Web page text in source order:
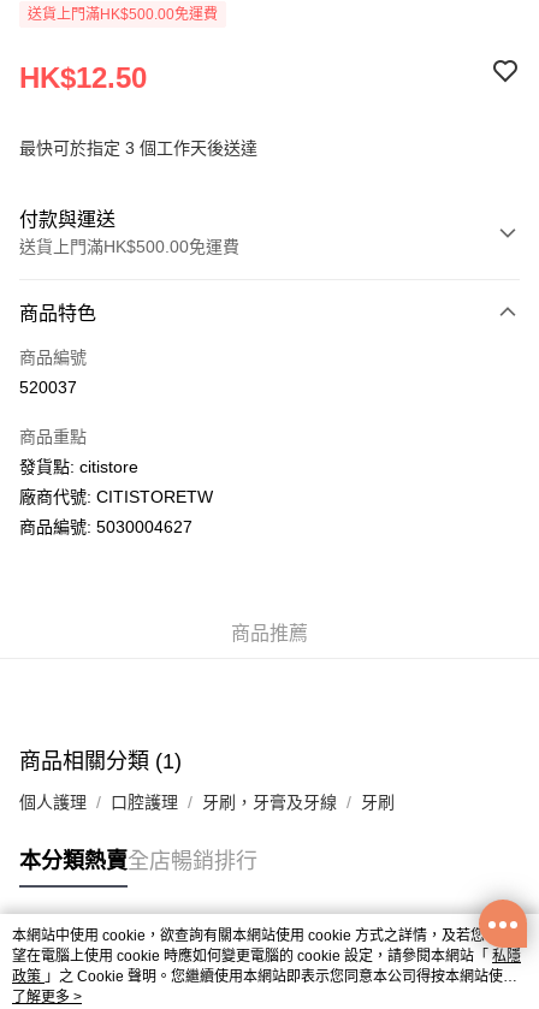
送貨上門滿HK$500.00免運費
HK$12.50
最快可於指定 3 個工作天後送達
付款與運送
送貨上門滿HK$500.00免運費
信用卡
AlipayHK
WeChat Pay
送貨方式
每筆HK$50.00，滿HK$200.00或以上免運費
UNY 門市自取
商品特色
商品編號
520037
商品重點
發貨點: citistore
廠商代號: CITISTORETW
商品編號: 5030004627
商品推薦
商品相關分類 (1)
個人護理 口腔護理 牙刷，牙膏及牙線 牙刷
本分類熱賣全店暢銷排行
熱門標籤
熱銷排行
本網站中使用 cookie，欲查詢有關本網站使用 cookie 方式之詳情，及若您不希
望在電腦上使用 cookie 時應如何變更電腦的 cookie 設定，請參閱本網站「 私隱
政策 」之 Cookie 聲明。您繼續使用本網站即表示您同意本公司得按本網站使用
條款之 Cookie 聲明使用 cookie。
了解更多 >